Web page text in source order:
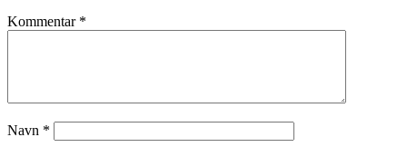
Kommentar *
Navn *